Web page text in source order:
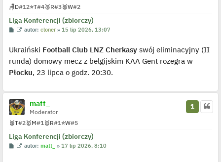
🪑D#12⭐T#4🥉R#3🥈W#2
Liga Konferencji (zbiorczy)
P
t
W
w
i
e
l
j
e
d
y
c
y
p
autor:cloner »15 lip 2026, 13:07
Ukraiński Football Club LNZ Cherkasyswój eliminacyjny (II
runda) domowy mecz z belgijskim KAA Gent rozegra w
Płocku, 23 lipca o godz. 20:30.
matt_
Moderator
🥈T#2🥇M#1 🥇R#1⭐W#5
Liga Konferencji (zbiorczy)
1
P
W
autor:matt_ »17 lip 2026, 8:10